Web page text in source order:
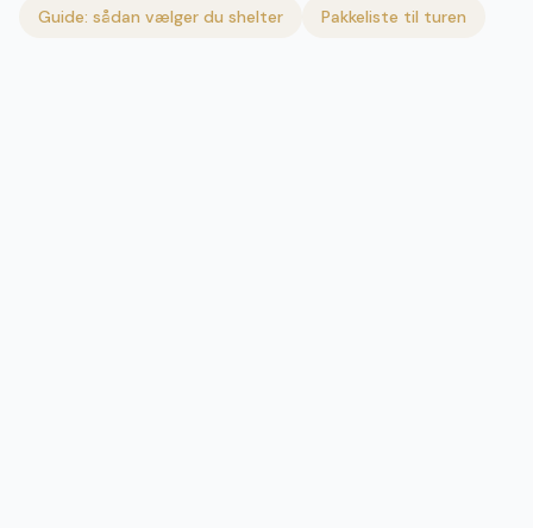
Guide: sådan vælger du shelter
Pakkeliste til turen